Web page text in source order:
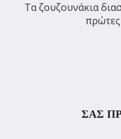
Τα ζουζουνάκια
ΣΑΣ